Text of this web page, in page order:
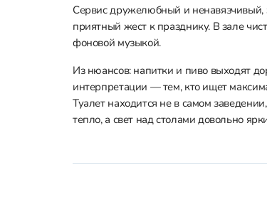
Сервис дружелюбный и ненавязчивый,
приятный жест к празднику. В зале
фоновой музыкой.
Из нюансов: напитки и пиво выходят
интерпретации — тем, кто ищет
Туалет находится не в самом
тепло, а свет над столами довольно